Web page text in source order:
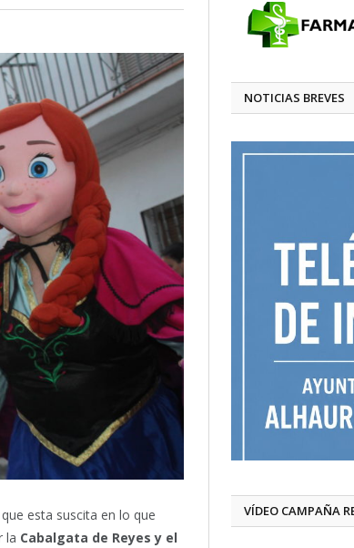
esta suscita en lo que
la Cabalgata de Reyes y el
NOTICIAS BREVES
VÍDEO CAMPAÑA